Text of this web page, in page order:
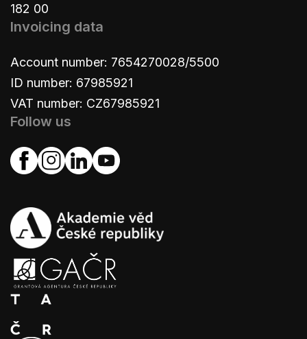
182 00
Invoicing data
Account number: 7654270028/5500
ID number: 67985921
VAT number: CZ67985921
Follow us